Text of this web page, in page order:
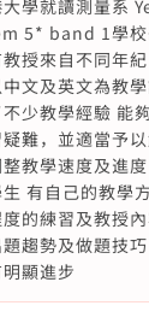
學就讀測量系
5* band 1學
授來自不同年
文及英文為教
少教學經驗 能
難，並適當予
教學速度及進度
有自己的教學
的練習及教授
趨勢及做題技
顯進步